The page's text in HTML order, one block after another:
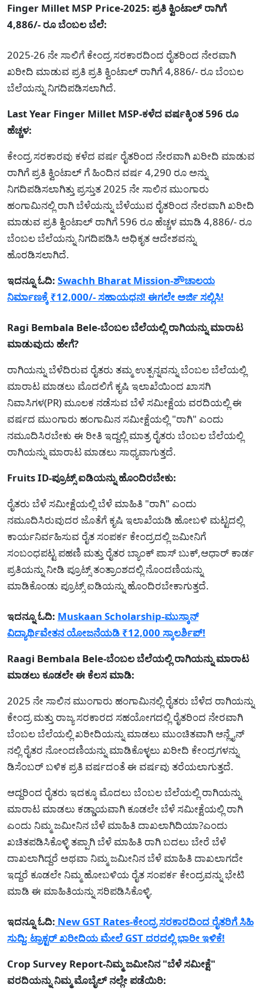
Finger Millet MSP Price-2025: ಪ್ರತಿ ಕ್ವಿಂಟಾಲ್ ರಾಗಿಗೆ
4,886/- ರೂ ಬೆಂಬಲ ಬೆಲೆ:
2025-26 ನೇ ಸಾಲಿಗೆ ಕೇಂದ್ರ ಸರಕಾರದಿಂದ ರೈತರಿಂದ ನೇರವಾಗಿ
ಖರೀದಿ ಮಾಡುವ ಪ್ರತಿ ಪ್ರತಿ ಕ್ವಿಂಟಾಲ್ ರಾಗಿಗೆ 4,886/- ರೂ ಬೆಂಬಲ
ಬೆಲೆಯನ್ನು ನಿಗದಿಪಡಿಸಲಾಗಿದೆ.
Last Year Finger Millet MSP-ಕಳೆದ ವರ್ಷಕ್ಕಿಂತ 596 ರೂ
ಹೆಚ್ಚಳ:
ಕೇಂದ್ರ ಸರಕಾರವು ಕಳೆದ ವರ್ಷ ರೈತರಿಂದ ನೇರವಾಗಿ ಖರೀದಿ ಮಾಡುವ
ರಾಗಿಗೆ ಪ್ರತಿ ಕ್ವಿಂಟಾಲ್ ಗೆ ಹಿಂದಿನ ವರ್ಷ 4,290 ರೂ ಅನ್ನು
ನಿಗದಿಪಡಿಸಲಾಗಿತ್ತು ಪ್ರಸ್ತುತ 2025 ನೇ ಸಾಲಿನ ಮುಂಗಾರು
ಹಂಗಾಮಿನಲ್ಲಿ ರಾಗಿ ಬೆಳೆಯನ್ನು ಬೆಳೆಯುವ ರೈತರಿಂದ ನೇರವಾಗಿ ಖರೀದಿ
ಮಾಡುವ ಪ್ರತಿ ಕ್ವಿಂಟಾಲ್ ರಾಗಿಗೆ 596 ರೂ ಹೆಚ್ಚಳ ಮಾಡಿ 4,886/- ರೂ
ಬೆಂಬಲ ಬೆಲೆಯನ್ನು ನಿಗದಿಪಡಿಸಿ ಅಧಿಕೃತ ಆದೇಶವನ್ನು
ಹೊರಡಿಸಲಾಗಿದೆ.
ಇದನ್ನೂ ಓದಿ: Swachh Bharat Mission-ಶೌಚಾಲಯ
ನಿರ್ಮಾಣಕ್ಕೆ ₹12,000/- ಸಹಾಯಧನ! ಈಗಲೇ ಅರ್ಜಿ ಸಲ್ಲಿಸಿ!
Ragi Bembala Bele-ಬೆಂಬಲ ಬೆಲೆಯಲ್ಲಿ ರಾಗಿಯನ್ನು ಮಾರಾಟ
ಮಾಡುವುದು ಹೇಗೆ?
ರಾಗಿಯನ್ನು ಬೆಳೆದಿರುವ ರೈತರು ತಮ್ಮ ಉತ್ಪನ್ನವನ್ನು ಬೆಂಬಲ ಬೆಲೆಯಲ್ಲಿ
ಮಾರಾಟ ಮಾಡಲು ಮೊದಲಿಗೆ ಕೃಷಿ ಇಲಾಖೆಯಿಂದ ಖಾಸಗಿ
ನಿವಾಸಿಗಳ(PR) ಮೂಲಕ ನಡೆಸುವ ಬೆಳೆ ಸಮೀಕ್ಷೆಯ ವರದಿಯಲ್ಲಿ ಈ
ವರ್ಷದ ಮುಂಗಾರು ಹಂಗಾಮಿನ ಸಮೀಕ್ಷೆಯಲ್ಲಿ "ರಾಗಿ" ಎಂದು
ನಮೂದಿಸಿರಬೇಕು ಈ ರೀತಿ ಇದ್ದಲ್ಲಿ ಮಾತ್ರ ರೈತರು ಬೆಂಬಲ ಬೆಲೆಯಲ್ಲಿ
ರಾಗಿಯನ್ನು ಮಾರಾಟ ಮಾಡಲು ಸಾಧ್ಯವಾಗುತ್ತದೆ.
Fruits ID-ಪ್ರೂಟ್ಸ್ ಐಡಿಯನ್ನು ಹೊಂದಿರಬೇಕು:
ರೈತರು ಬೆಳೆ ಸಮೀಕ್ಷೆಯಲ್ಲಿ ಬೆಳೆ ಮಾಹಿತಿ "ರಾಗಿ" ಎಂದು
ನಮೂದಿಸಿರುವುದರ ಜೊತೆಗೆ ಕೃಷಿ ಇಲಾಖೆಯಡಿ ಹೋಬಳಿ ಮಟ್ಟದಲ್ಲಿ
ಕಾರ್ಯನಿರ್ವಹಿಸುವ ರೈತ ಸಂಪರ್ಕ ಕೇಂದ್ರದಲ್ಲಿ ಜಮೀನಿಗೆ
ಸಂಬಂಧಪಟ್ಟ ಪಹಣಿ ಮತ್ತು ರೈತರ ಬ್ಯಾಂಕ್ ಪಾಸ್ ಬುಕ್,ಆಧಾರ್ ಕಾರ್ಡ
ಪ್ರತಿಯನ್ನು ನೀಡಿ ಪ್ರೂಟ್ಸ್ ತಂತ್ರಾಂಶದಲ್ಲಿ ನೊಂದಣಿಯನ್ನು
ಮಾಡಿಕೊಂಡು ಪ್ರೂಟ್ಸ್ ಐಡಿಯನ್ನು ಹೊಂದಿರಬೇಕಾಗುತ್ತದೆ.
ಇದನ್ನೂ ಓದಿ: Muskaan Scholarship-ಮುಸ್ಕಾನ್
ವಿದ್ಯಾರ್ಥಿವೇತನ ಯೋಜನೆಯಡಿ ₹12,000 ಸ್ಕಾಲರ್ಶಿಪ್!
Raagi Bembala Bele-ಬೆಂಬಲ ಬೆಲೆಯಲ್ಲಿ ರಾಗಿಯನ್ನು ಮಾರಾಟ
ಮಾಡಲು ಕೂಡಲೇ ಈ ಕೆಲಸ ಮಾಡಿ:
2025 ನೇ ಸಾಲಿನ ಮುಂಗಾರು ಹಂಗಾಮಿನಲ್ಲಿ ರೈತರು ಬೆಳೆದ ರಾಗಿಯನ್ನು
ಕೇಂದ್ರ ಮತ್ತು ರಾಜ್ಯ ಸರಕಾರದ ಸಹಯೋಗದಲ್ಲಿ ರೈತರಿಂದ ನೇರವಾಗಿ
ಬೆಂಬಲ ಬೆಲೆಯಲ್ಲಿ ಖರೀದಿಯನ್ನು ಮಾಡಲು ಮುಂಚಿತವಾಗಿ ಆನ್ಲೈನ್
ನಲ್ಲಿ ರೈತರ ನೋಂದಣಿಯನ್ನು ಮಾಡಿಕೊಳ್ಳಲು ಖರೀದಿ ಕೇಂದ್ರಗಳನ್ನು
ಡಿಸೆಂಬರ್ ಬಳಿಕ ಪ್ರತಿ ವರ್ಷದಂತೆ ಈ ವರ್ಷವು ತರೆಯಲಾಗುತ್ತದೆ.
ಆದ್ದರಿಂದ ರೈತರು ಇದಕ್ಕೂ ಮೊದಲು ಬೆಂಬಲ ಬೆಲೆಯಲ್ಲಿ ರಾಗಿಯನ್ನು
ಮಾರಾಟ ಮಾಡಲು ಕಡ್ಡಾಯವಾಗಿ ಕೂಡಲೇ ಬೆಳೆ ಸಮೀಕ್ಷೆಯಲ್ಲಿ ರಾಗಿ
ಎಂದು ನಿಮ್ಮ ಜಮೀನಿನ ಬೆಳೆ ಮಾಹಿತಿ ದಾಖಲಾಗಿದಿಯಾ?ಎಂದು
ಖಚಿತಪಡಿಸಿಕೊಳ್ಳಿ ತಪ್ಪಾಗಿ ಬೆಳೆ ಮಾಹಿತಿ ರಾಗಿ ಬದಲು ಬೇರೆ ಬೆಳೆ
ದಾಖಲಾಗಿದ್ದರೆ ಅಥವಾ ನಿಮ್ಮ ಜಮೀನಿನ ಬೆಳೆ ಮಾಹಿತಿ ದಾಖಲಾಗದೇ
ಇದ್ದರೆ ಕೂಡಲೇ ನಿಮ್ಮ ಹೋಬಳಿಯ ರೈತ ಸಂಪರ್ಕ ಕೇಂದ್ರವನ್ನು ಭೇಟಿ
ಮಾಡಿ ಈ ಮಾಹಿತಿಯನ್ನು ಸರಿಪಡಿಸಿಕೊಳ್ಳಿ.
ಇದನ್ನೂ ಓದಿ: New GST Rates-ಕೇಂದ್ರ ಸರಕಾರದಿಂದ ರೈತರಿಗೆ ಸಿಹಿ
ಸುದ್ದಿ: ಟ್ರಾಕ್ಟರ್ ಖರೀದಿಯ ಮೇಲೆ GST ದರದಲ್ಲಿ ಭಾರೀ ಇಳಿಕೆ!
Crop Survey Report-ನಿಮ್ಮ ಜಮೀನಿನ "ಬೆಳೆ ಸಮೀಕ್ಷೆ"
ವರದಿಯನ್ನು ನಿಮ್ಮ ಮೊಬೈಲ್ ನಲ್ಲೇ ಪಡೆಯಿರಿ: